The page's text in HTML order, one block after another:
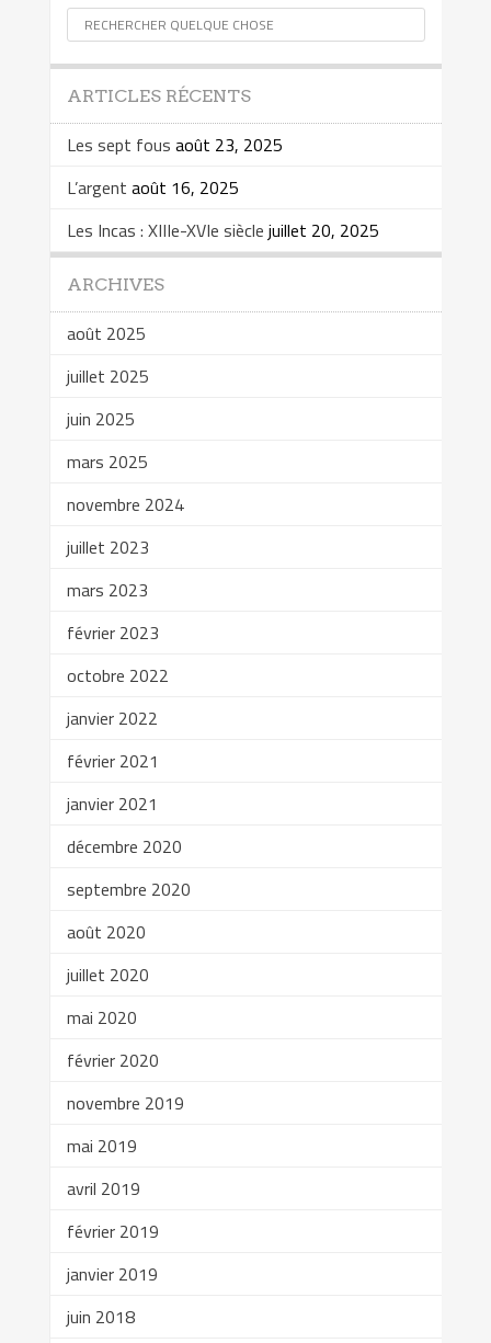
ARTICLES RÉCENTS
Les sept fous août 23, 2025
L’argent août 16, 2025
Les Incas : XIIIe-XVIe siècle juillet 20, 2025
ARCHIVES
août 2025
juillet 2025
juin 2025
mars 2025
novembre 2024
juillet 2023
mars 2023
février 2023
octobre 2022
janvier 2022
février 2021
janvier 2021
décembre 2020
septembre 2020
août 2020
juillet 2020
mai 2020
février 2020
novembre 2019
mai 2019
avril 2019
février 2019
janvier 2019
juin 2018